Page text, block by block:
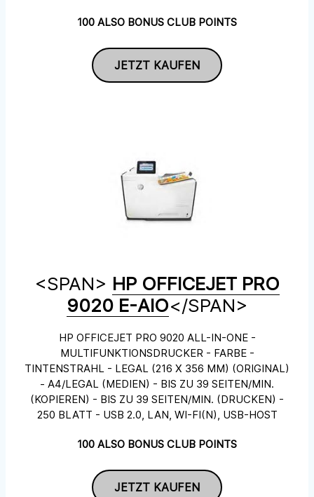
100 ALSO BONUS CLUB POINTS
JETZT KAUFEN
<SPAN> HP OFFICEJET PRO
9020 E-AIO</SPAN>
HP OFFICEJET PRO 9020 ALL-IN-ONE -
MULTIFUNKTIONSDRUCKER - FARBE -
TINTENSTRAHL - LEGAL (216 X 356 MM) (ORIGINAL)
- A4/LEGAL (MEDIEN) - BIS ZU 39 SEITEN/MIN.
(KOPIEREN) - BIS ZU 39 SEITEN/MIN. (DRUCKEN) -
250 BLATT - USB 2.0, LAN, WI-FI(N), USB-HOST
100 ALSO BONUS CLUB POINTS
JETZT KAUFEN